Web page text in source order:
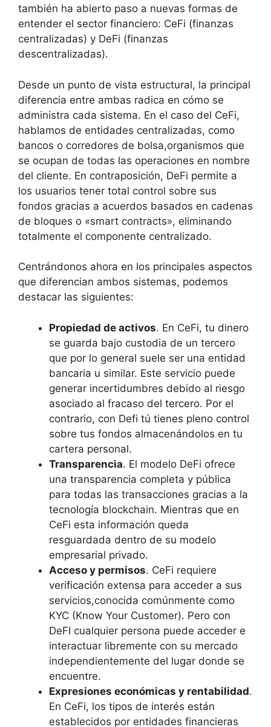
también ha abierto paso a nuevas formas de
entender el sector financiero: CeFi (finanzas
centralizadas) y DeFi (finanzas
descentralizadas).
Desde un punto de vista estructural, la principal
diferencia entre ambas radica en cómo se
administra cada sistema. En el caso del CeFi,
hablamos de entidades centralizadas, como
bancos o corredores de bolsa,organismos que
se ocupan de todas las operaciones en nombre
del cliente. En contraposición, DeFi permite a
los usuarios tener total control sobre sus
fondos gracias a acuerdos basados en cadenas
de bloques o «smart contracts», eliminando
totalmente el componente centralizado.
Centrándonos ahora en los principales aspectos
que diferencian ambos sistemas, podemos
destacar las siguientes:
Propiedad de activos. En CeFi, tu dinero
se guarda bajo custodia de un tercero
que por lo general suele ser una entidad
bancaria u similar. Este servicio puede
generar incertidumbres debido al riesgo
asociado al fracaso del tercero. Por el
contrario, con Defi tú tienes pleno control
sobre tus fondos almacenándolos en tu
cartera personal.
Transparencia. El modelo DeFi ofrece
una transparencia completa y pública
para todas las transacciones gracias a la
tecnología blockchain. Mientras que en
CeFi esta información queda
resguardada dentro de su modelo
empresarial privado.
Acceso y permisos. CeFi requiere
verificación extensa para acceder a sus
servicios,conocida comúnmente como
KYC (Know Your Customer). Pero con
DeFI cualquier persona puede acceder e
interactuar libremente con su mercado
independientemente del lugar donde se
encuentre.
Expresiones económicas y rentabilidad.
En CeFi, los tipos de interés están
establecidos por entidades financieras